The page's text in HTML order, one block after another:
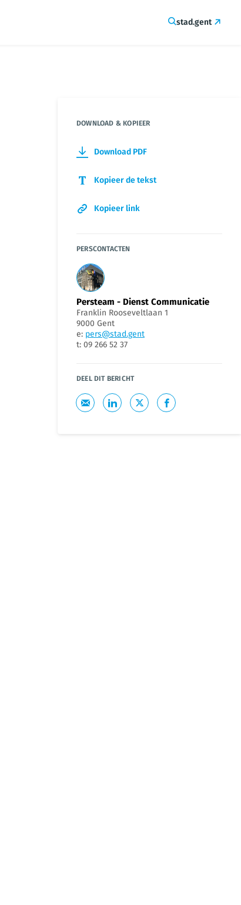
stad.gent
DOWNLOAD & KOPIEER
Download PDF
Kopieer de tekst
Kopieer link
PERSCONTACTEN
Persteam - Dienst Communicatie
Franklin Rooseveltlaan 1
9000 Gent
e: pers@stad.gent
t: 09 266 52 37
DEEL DIT BERICHT